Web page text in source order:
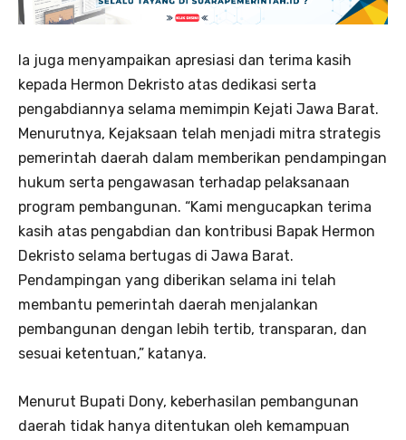
Ia juga menyampaikan apresiasi dan terima kasih
kepada Hermon Dekristo atas dedikasi serta
pengabdiannya selama memimpin Kejati Jawa Barat.
Menurutnya, Kejaksaan telah menjadi mitra strategis
pemerintah daerah dalam memberikan pendampingan
hukum serta pengawasan terhadap pelaksanaan
program pembangunan. “Kami mengucapkan terima
kasih atas pengabdian dan kontribusi Bapak Hermon
Dekristo selama bertugas di Jawa Barat.
Pendampingan yang diberikan selama ini telah
membantu pemerintah daerah menjalankan
pembangunan dengan lebih tertib, transparan, dan
sesuai ketentuan,” katanya.
Menurut Bupati Dony, keberhasilan pembangunan
daerah tidak hanya ditentukan oleh kemampuan